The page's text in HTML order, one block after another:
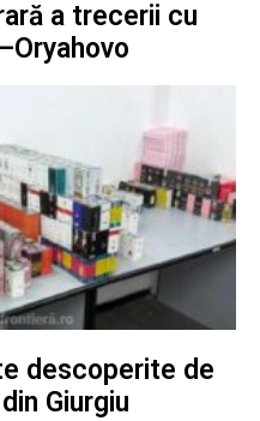
a trecerii cu
descoperite de
Giurgiu